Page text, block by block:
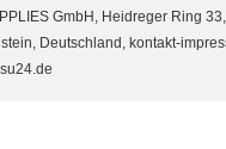
GmbH, Heidreger Ring
Deutschland, kontakt-